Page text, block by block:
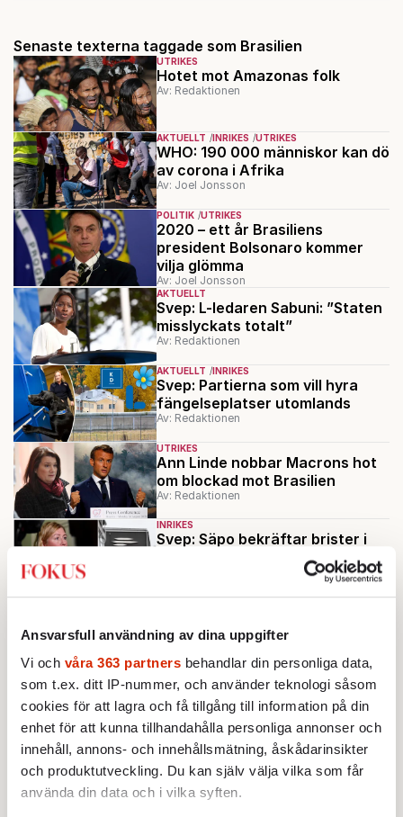
Ansvarsfull användning av dina uppgifter
Vi och våra 363 partners behandlar din personliga data,
som t.ex. ditt IP-nummer, och använder teknologi såsom
cookies för att lagra och få tillgång till information på din
enhet för att kunna tillhandahålla personliga annonser och
innehåll, annons- och innehållsmätning, åskådarinsikter
och produktutveckling. Du kan själv välja vilka som får
använda din data och i vilka syften.
Senaste texterna taggade som Brasilien
UTRIKES
Hotet mot Amazonas folk
Av: Redaktionen
AKTUELLT INRIKES UTRIKES
WHO: 190 000 människor kan dö
av corona i Afrika
Av: Joel Jonsson
POLITIK UTRIKES
2020 – ett år Brasiliens
president Bolsonaro kommer
vilja glömma
Av: Joel Jonsson
AKTUELLT
Svep: L-ledaren Sabuni: ”Staten
misslyckats totalt”
Av: Redaktionen
AKTUELLT INRIKES
Svep: Partierna som vill hyra
fängelseplatser utomlands
Av: Redaktionen
UTRIKES
Ann Linde nobbar Macrons hot
om blockad mot Brasilien
Av: Redaktionen
INRIKES
Svep: Säpo bekräftar brister i
politiskt haveri
Ladda fler
Mest lästa